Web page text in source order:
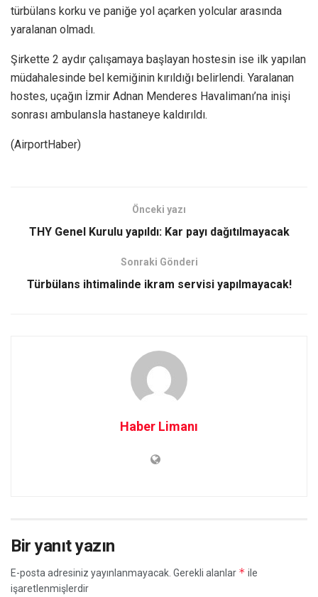
türbülans korku ve paniğe yol açarken yolcular arasında
yaralanan olmadı.
Şirkette 2 aydır çalışamaya başlayan hostesin ise ilk yapılan
müdahalesinde bel kemiğinin kırıldığı belirlendi. Yaralanan
hostes, uçağın İzmir Adnan Menderes Havalimanı’na inişi
sonrası ambulansla hastaneye kaldırıldı.
(AirportHaber)
Önceki yazı
THY Genel Kurulu yapıldı: Kar payı dağıtılmayacak
Sonraki Gönderi
Türbülans ihtimalinde ikram servisi yapılmayacak!
Haber Limanı
Bir yanıt yazın
E-posta adresiniz yayınlanmayacak. Gerekli alanlar * ile
işaretlenmişlerdir